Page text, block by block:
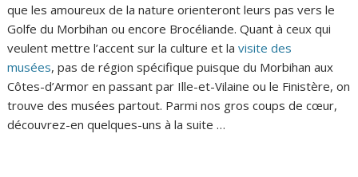
que les amoureux de la nature orienteront leurs pas vers le
Golfe du Morbihan ou encore Brocéliande. Quant à ceux qui
veulent mettre l’accent sur la culture et lavisite des
musées, pas de région spécifique puisque du Morbihan aux
Côtes-d’Armor en passant par Ille-et-Vilaine ou le Finistère, on
trouve des musées partout. Parmi nos gros coups de cœur,
découvrez-en quelques-uns à la suite …